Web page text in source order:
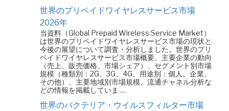
世界のプリペイドワイヤレスサービス市場
2026年
当資料（Global Prepaid Wireless Service Market）
は世界のプリペイドワイヤレスサービス市場の現状と
今後の展望について調査・分析しました。世界のプリ
ペイドワイヤレスサービス市場概要、主要企業の動向
（売上、販売価格、市場シェア）、セグメント別市場
規模（種類別：2G、3G、4G、用途別：個人、企業、
その他）、主要地域別市場規模、流通チャネル分析な
どの情報を掲載していま …
世界のバクテリア・ウイルスフィルター市場